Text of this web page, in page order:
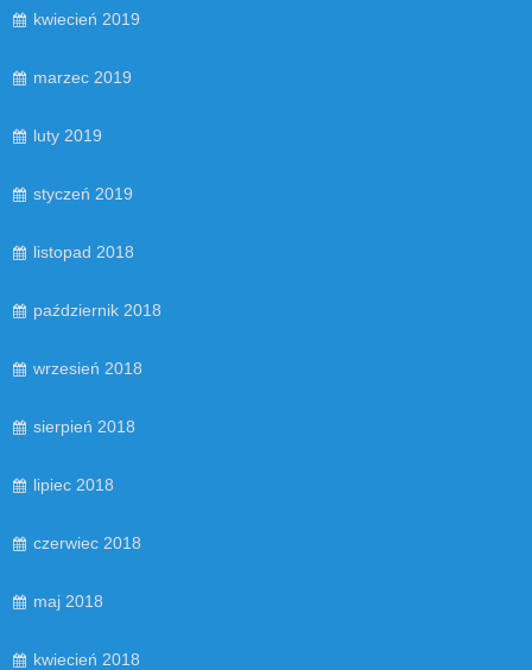
kwiecień 2019
marzec 2019
luty 2019
styczeń 2019
listopad 2018
październik 2018
wrzesień 2018
sierpień 2018
lipiec 2018
czerwiec 2018
maj 2018
kwiecień 2018